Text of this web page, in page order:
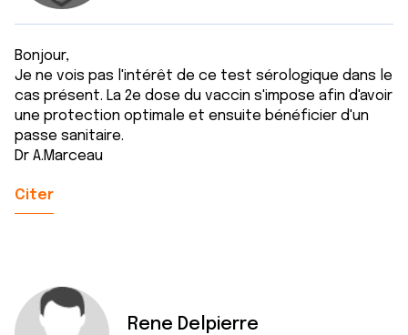
Bonjour,
Je ne vois pas l'intérêt de ce test sérologique dans le
cas présent. La 2e dose du vaccin s'impose afin d'avoir
une protection optimale et ensuite bénéficier d'un
passe sanitaire.
Dr A.Marceau
Citer
Rene Delpierre